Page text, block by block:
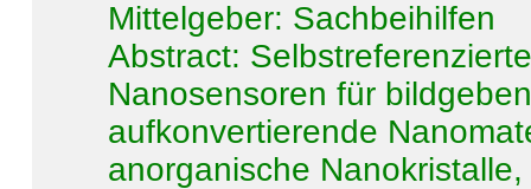
Mittelgeber: Sachbeihilfen
Abstract:
Nanosensoren für
aufkonvertierende
anorganische